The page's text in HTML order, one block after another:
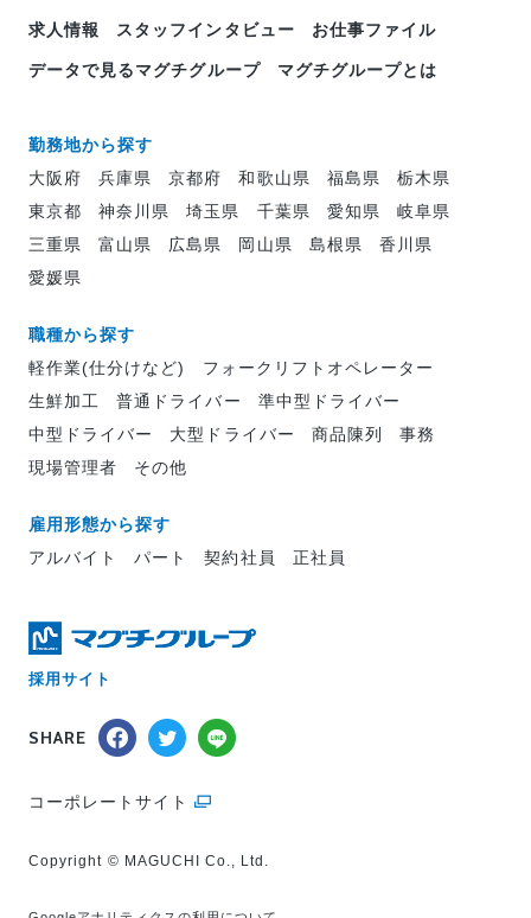
求人情報 スタッフインタビュー お仕事ファイル
データで見るマグチグループ マグチグループとは
勤務地から探す
大阪府
兵庫県 京都府 和歌山県 福島県
栃木県
東京都
神奈川県 埼玉県 千葉県 愛知県
岐阜県
三重県
富山県 広島県 岡山県 島根県
香川県
愛媛県
職種から探す
軽作業(仕分けなど)
フォークリフトオペレーター
生鮮加工
普通ドライバー
準中型ドライバー
中型ドライバー
大型ドライバー 商品陳列
事務
現場管理者
その他
雇用形態から探す
アルバイト
パート 契約社員 正社員
採用サイト
SHARE
コーポレートサイト
Copyright © MAGUCHI Co., Ltd.